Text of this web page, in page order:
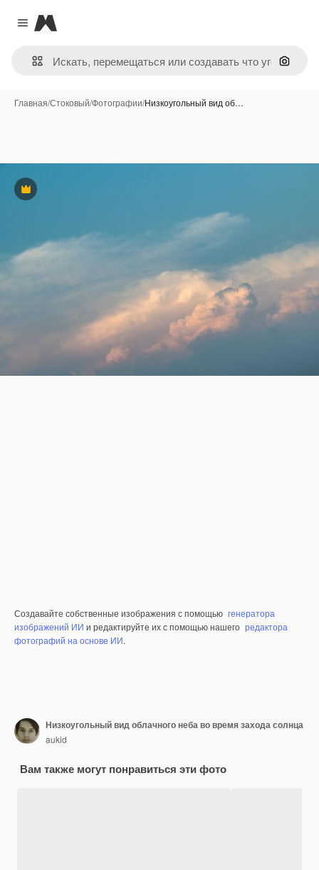
Close menu
Magnific
Поиск
Главная/Стоковый/Фотографии/Низкоугольный вид об…
Премиум
Создавайте собственные изображения с помощью генератора
изображений ИИ и редактируйте их с помощью нашего редактора
фотографий на основе ИИ.
Низкоугольный вид облачного неба во время захода солнца
aukid
Вам также могут понравиться эти фото